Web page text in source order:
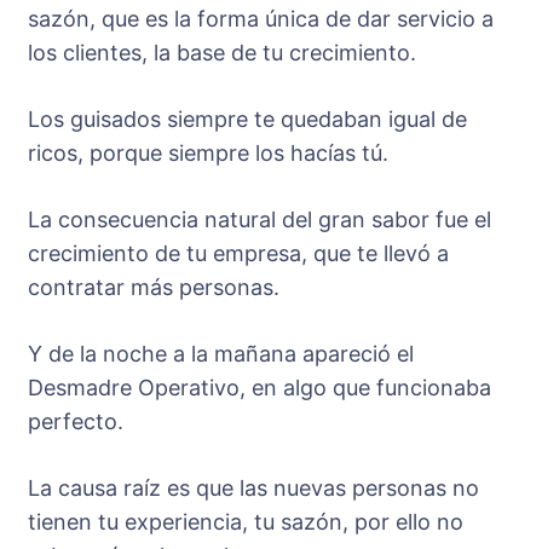
sazón, que es la forma única de dar servicio a
los clientes, la base de tu crecimiento.
Los guisados siempre te quedaban igual de
ricos, porque siempre los hacías tú.
La consecuencia natural del gran sabor fue el
crecimiento de tu empresa, que te llevó a
contratar más personas.
Y de la noche a la mañana apareció el
Desmadre Operativo, en algo que funcionaba
perfecto.
La causa raíz es que las nuevas personas no
tienen tu experiencia, tu sazón, por ello no